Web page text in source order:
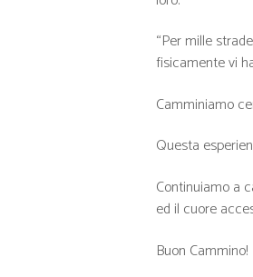
“Per mille
fisicamente vi
Camminiamo
Questa
Continuiamo a
ed il cuore
Buon Cammino!